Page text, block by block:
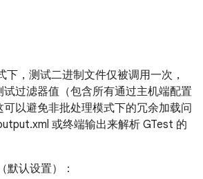
下，测试二进制文件仅被调用一次，
过滤器值（包含所有通过主机端配置
以避免非批处理模式下的冗余加载问
或终端输出来解析 GTest 的
默认设置）：